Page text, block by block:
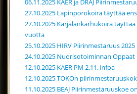
06.11.2025 KAER ja DRAJ
27.10.2025 Lapinporokoira täyttää
27.10.2025 Karjalankarhukoira
vuotta
25.10.2025 HIRV Piirinmestaruus
24.10.2025 Nuorisotoiminnan Oppaat
12.10.2025 KAER PM 2.11. infoa
12.10.2025 TOKOn
11.10.2025 BEAJ Piirinmestaruuskoe